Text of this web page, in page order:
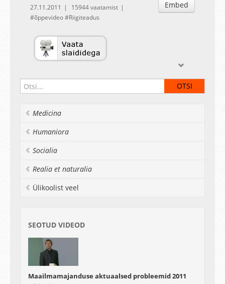
Embed
27.11.2011
15944 vaatamist
õppevideo
Riigiteadus
Medicina
Humaniora
Socialia
Realia et naturalia
Ülikoolist veel
SEOTUD VIDEOD
Maailmamajanduse aktuaalsed probleemid 2011